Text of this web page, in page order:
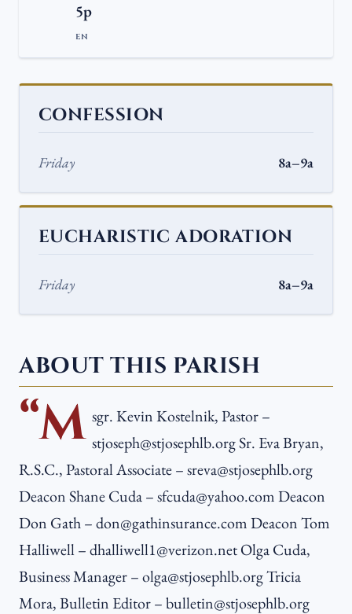
5p
EN
CONFESSION
Friday 8a–9a
EUCHARISTIC ADORATION
Friday 8a–9a
ABOUT THIS PARISH
“M sgr. Kevin Kostelnik, Pastor –
stjoseph@stjosephlb.org Sr. Eva Bryan,
R.S.C., Pastoral Associate – sreva@stjosephlb.org
Deacon Shane Cuda – sfcuda@yahoo.com Deacon
Don Gath – don@gathinsurance.com Deacon Tom
Halliwell – dhalliwell1@verizon.net Olga Cuda,
Business Manager – olga@stjosephlb.org Tricia
Mora, Bulletin Editor – bulletin@stjosephlb.org